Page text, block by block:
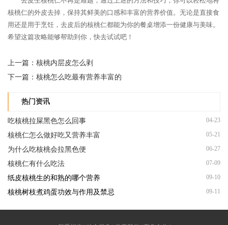
核桃仁的外皮去掉，保持其鲜美的口感和丰富的营养价值。无论是直接食
用还是用于烹饪，去皮后的核桃仁都能为你的餐桌增添一份健康与美味。
希望这篇攻略能够帮助到你，快去试试吧！
上一篇： 核桃内层皮怎么剥
下一篇： 核桃怎么吃最有营养丰富的
热门资讯
吃核桃拉屎黑色怎么回事 04-23
核桃仁怎么做好吃又营养丰富 05-21
为什么吃核桃会拉黑色便 06-27
核桃仁有什么吃法 07-09
纸皮核桃生的和熟的哪个营养 09-10
核桃树枝煮鸡蛋功效与作用及禁忌 09-11